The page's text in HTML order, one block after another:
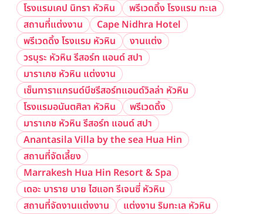
โรงแรมเคป นิทรา หัวหิน
พรีเวดดิ้ง โรงแรม ทะเล
สถานที่แต่งงาน
Cape Nidhra Hotel
พรีเวดดิ้ง โรงแรม หัวหิน
งานแต่ง
วรบุระ หัวหิน รีสอร์ท แอนด์ สปา
มาราเกช หัวหิน แต่งงาน
เซ็นทาราแกรนด์บีชรีสอร์ทแอนด์วิลล่า หัวหิน
โรงแรมอนันตศิลา หัวหิน
พรีเวดดิ้ง
มาราเกช หัวหิน รีสอร์ท แอนด์ สปา
Anantasila Villa by the sea Hua Hin
สถานที่จัดเลี้ยง
Marrakesh Hua Hin Resort & Spa
เดอะ บาราย บาย ไฮแอท รีเจนซี่ หัวหิน
สถานที่จัดงานแต่งงาน
แต่งงาน ริมทะเล หัวหิน